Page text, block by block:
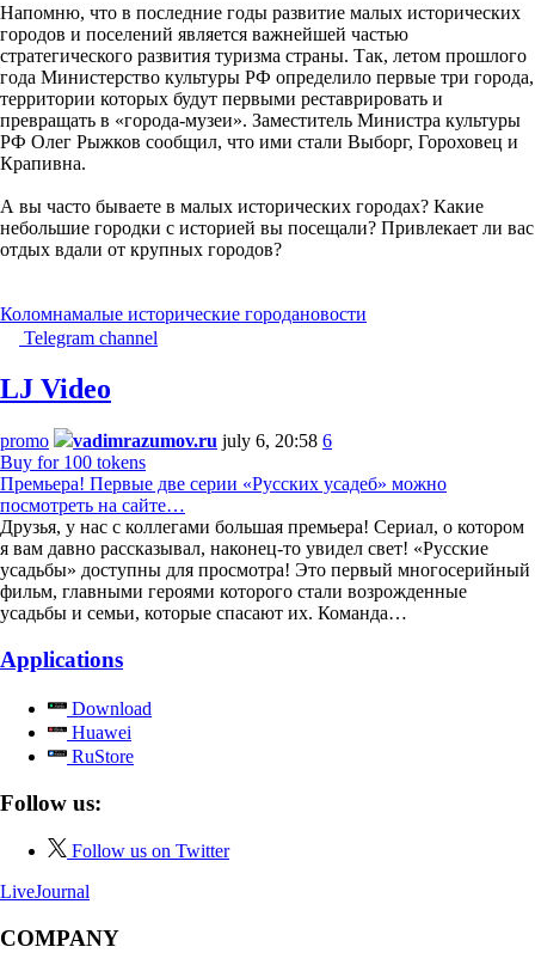
Напомню, что в последние годы развитие малых исторических
городов и поселений является важнейшей частью
стратегического развития туризма страны. Так, летом прошлого
года Министерство культуры РФ определило первые три города,
территории которых будут первыми реставрировать и
превращать в «города-музеи». Заместитель Министра культуры
РФ Олег Рыжков сообщил, что ими стали Выборг, Гороховец и
Крапивна.
А вы часто бываете в малых исторических городах? Какие
небольшие городки с историей вы посещали? Привлекает ли вас
отдых вдали от крупных городов?
Коломнамалые исторические городановости
Telegram channel
LJ Video
promo vadimrazumov.ru july 6, 20:58 6
Buy for 100 tokens
Премьера! Первые две серии «Русских усадеб» можно
посмотреть на сайте…
Друзья, у нас с коллегами большая премьера! Сериал, о котором
я вам давно рассказывал, наконец-то увидел свет! «Русские
усадьбы» доступны для просмотра! Это первый многосерийный
фильм, главными героями которого стали возрожденные
усадьбы и семьи, которые спасают их. Команда…
Applications
Download
Huawei
RuStore
Follow us:
Follow us on Twitter
LiveJournal
COMPANY